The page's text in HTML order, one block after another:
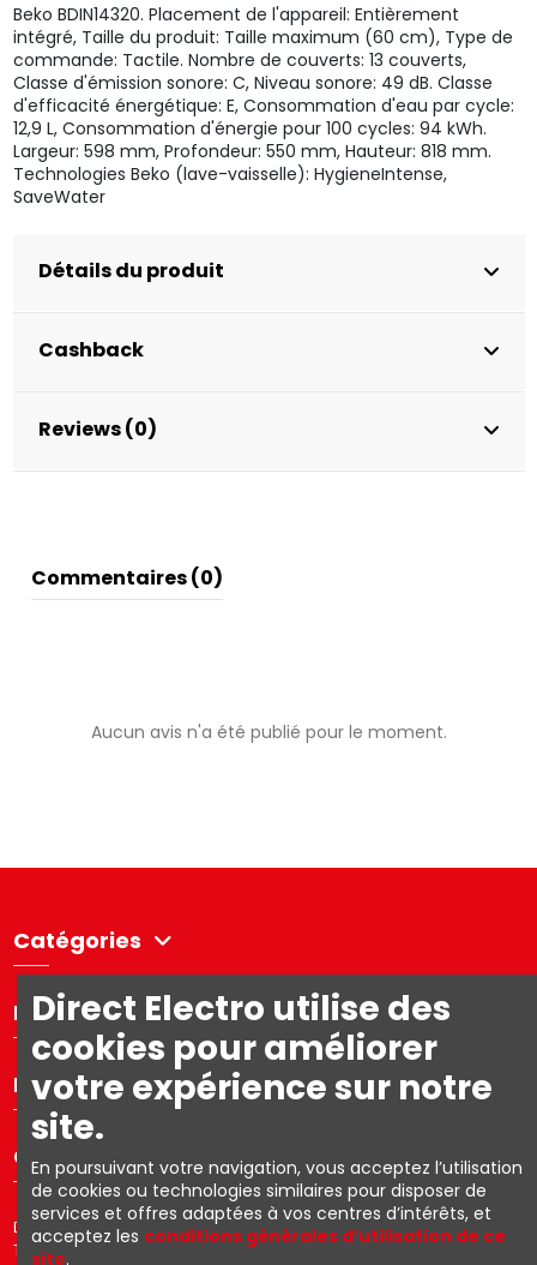
Beko BDIN14320. Placement de l'appareil: Entièrement
intégré, Taille du produit: Taille maximum (60 cm), Type de
commande: Tactile. Nombre de couverts: 13 couverts,
Classe d'émission sonore: C, Niveau sonore: 49 dB. Classe
d'efficacité énergétique: E, Consommation d'eau par cycle:
12,9 L, Consommation d'énergie pour 100 cycles: 94 kWh.
Largeur: 598 mm, Profondeur: 550 mm, Hauteur: 818 mm.
Technologies Beko (lave-vaisselle): HygieneIntense,
SaveWater
Détails du produit
Cashback
Reviews (0)
Commentaires (0)
Aucun avis n'a été publié pour le moment.
Catégories
Directelectro
Mon compte
Contact us
Directelectro est la boutique en ligne B2C d'Ets. R. Van den Berg SA –
TVA: BE0403.153.576
Direct Electro utilise des
cookies pour améliorer
votre expérience sur notre
site.
En poursuivant votre navigation, vous acceptez l’utilisation
de cookies ou technologies similaires pour disposer de
services et offres adaptées à vos centres d’intérêts, et
acceptez les conditions générales d’utilisation de ce
site.